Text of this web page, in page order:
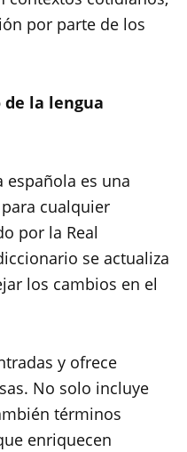
por parte de los
de la lengua
española es una
cualquier
por la Real
se actualiza
los cambios en el
y ofrece
No solo incluye
términos
enriquecen